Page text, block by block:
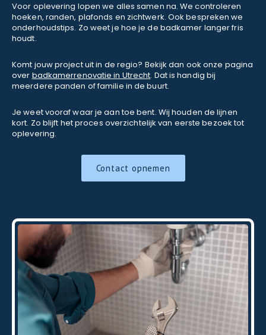
Voor oplevering lopen we alles samen na. We controleren
hoeken, randen, plafonds en zichtwerk. Ook bespreken we
onderhoudstips. Zo weet je hoe je de badkamer langer fris
houdt.
Komt jouw project uit in de regio? Bekijk dan ook onze pagina
over badkamerrenovatie in Utrecht. Dat is handig bij
meerdere panden of familie in de buurt.
Je weet vooraf waar je aan toe bent. Wij houden de lijnen
kort. Zo blijft het proces overzichtelijk van eerste bezoek tot
oplevering.
Contact opnemen